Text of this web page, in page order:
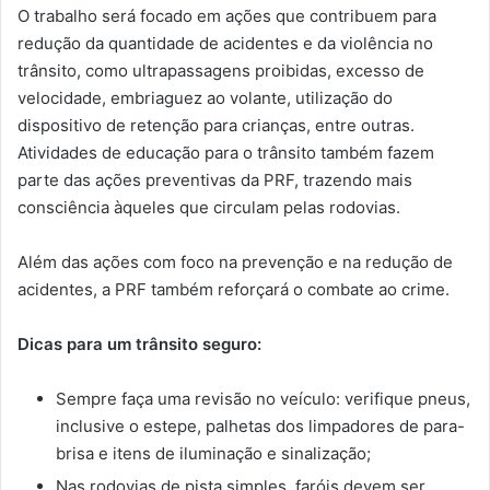
O trabalho será focado em ações que contribuem para
redução da quantidade de acidentes e da violência no
trânsito, como ultrapassagens proibidas, excesso de
velocidade, embriaguez ao volante, utilização do
dispositivo de retenção para crianças, entre outras.
Atividades de educação para o trânsito também fazem
parte das ações preventivas da PRF, trazendo mais
consciência àqueles que circulam pelas rodovias.
Além das ações com foco na prevenção e na redução de
acidentes, a PRF também reforçará o combate ao crime.
Dicas para um trânsito seguro:
Sempre faça uma revisão no veículo: verifique pneus,
inclusive o estepe, palhetas dos limpadores de para-
brisa e itens de iluminação e sinalização;
Nas rodovias de pista simples, faróis devem ser